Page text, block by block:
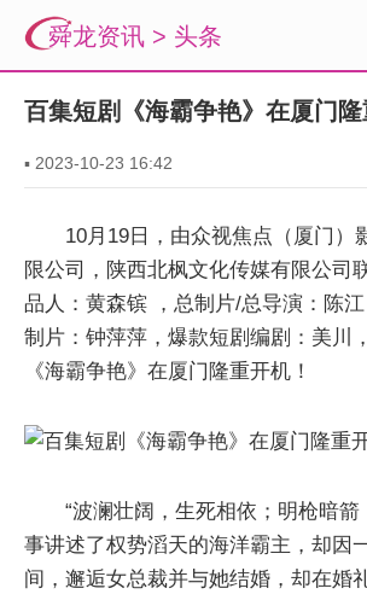
舜龙资讯 > 头条
百集短剧《海霸争艳》在厦门
▪ 2023-10-23 16:42
10月19日，由众视焦点（厦门）
限公司，陕西北枫文化传媒有限公司
品人：黄森镔 ，总制片/总导演：陈江
制片：钟萍萍，爆款短剧编剧：美川
《海霸争艳》在厦门隆重开机！
“波澜壮阔，生死相依；明枪暗箭
事讲述了权势滔天的海洋霸主，却因
间，邂逅女总裁并与她结婚，却在婚